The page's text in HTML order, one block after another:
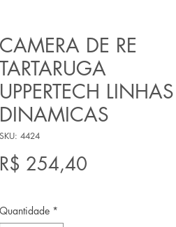
CAMERA DE RE
TARTARUGA
UPPERTECH LINHAS
DINAMICAS
SKU: 4424
R$ 254,40
Quantidade *